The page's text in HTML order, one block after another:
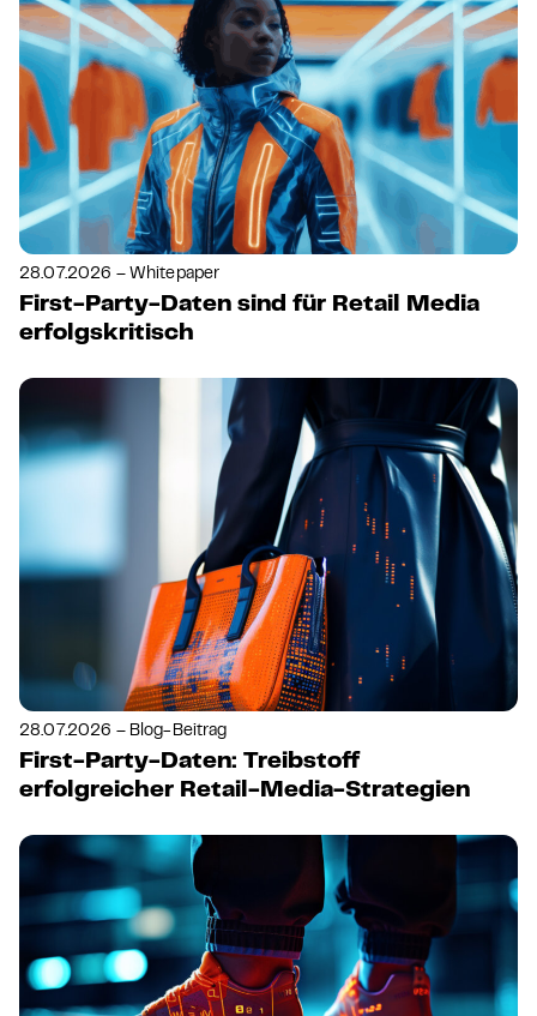
28.07.2026 – Whitepaper
First-Party-Daten sind für Retail Media
erfolgskritisch
28.07.2026 – Blog-Beitrag
First-Party-Daten: Treibstoff
erfolgreicher Retail-Media-Strategien